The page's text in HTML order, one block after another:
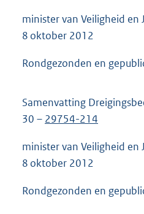
minister van Veiligheid en
8 oktober 2012
Rondgezonden en
Samenvatting
30 – 29754-214
minister van Veiligheid en
8 oktober 2012
Rondgezonden en